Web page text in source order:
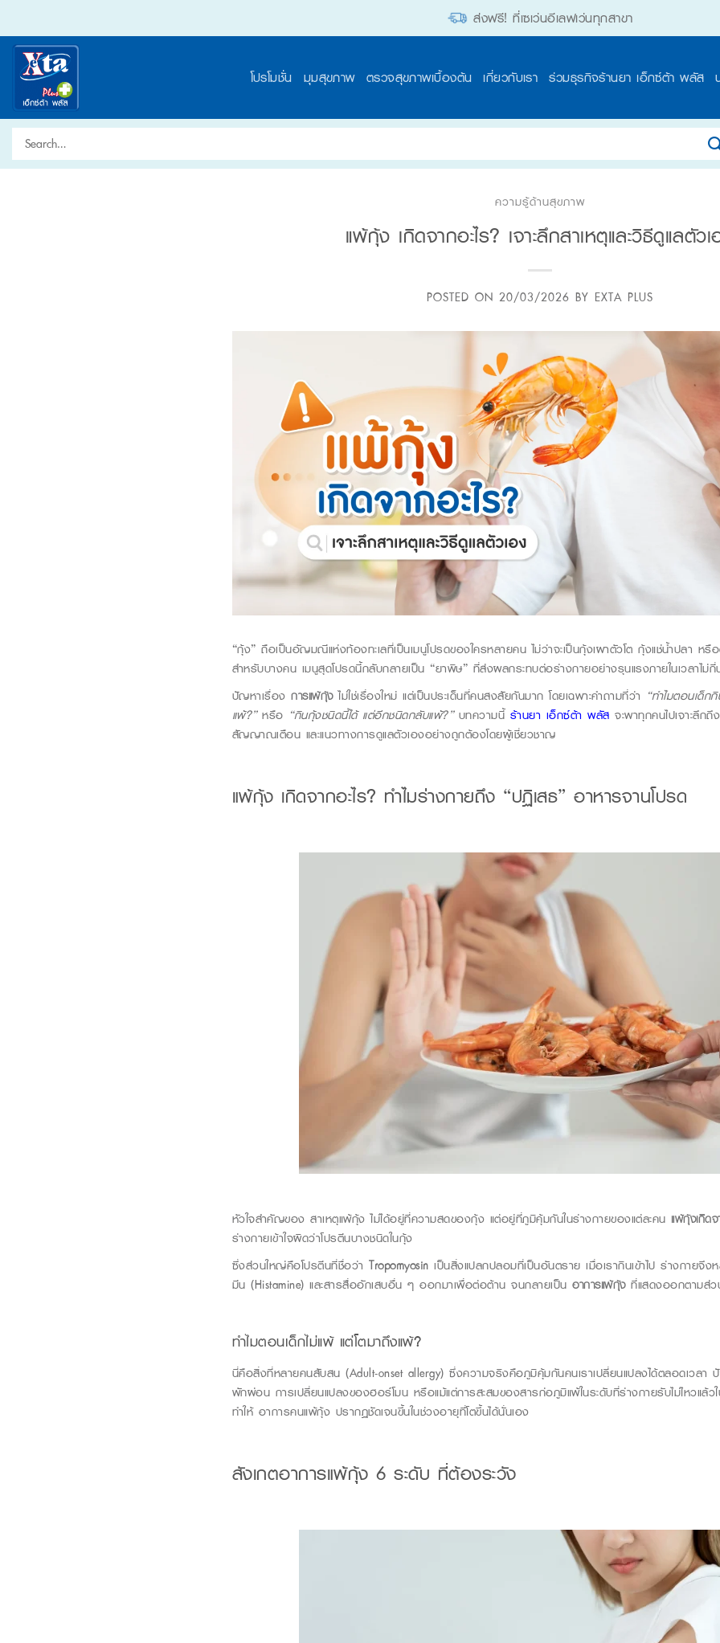
content
ส่งฟรี! ที่เซเว่นอีเลฟเว่นทุกสาขา
โปรโมชั่น มุมสุขภาพ ตรวจสุขภาพเบื้องต้น เกี่ยวกับเรา ร่วมธุรกิจร้านยา เอ็กซ์ต้า พลัส
Search
for:
ความรู้ด้านสุขภาพ
แพ้กุ้ง เกิดจากอะไร? เจาะลึกสาเหตุและวิธีดูแลตัว
POSTED ON 20/03/2026 BY EXTA PLUS
“กุ้ง” ถือเป็นอัญมณีแห่งท้องทะเลที่เป็นเมนูโปรดของใครหลายคน ไม่ว่าจะเป็นกุ้งเผาตัวโต กุ้งแช่น้ำปลา ห
สำหรับบางคน เมนูสุดโปรดนี้กลับกลายเป็น “ยาพิษ” ที่ส่งผลกระทบต่อร่างกายอย่างรุนแรงภายในเวลาไม่กี่
ปัญหาเรื่อง การแพ้กุ้งไม่ใช่เรื่องใหม่ แต่เป็นประเด็นที่คนสงสัยกันมาก โดยเฉพาะคำถามที่ว่า “ทำไมตอนเด็ก
แพ้?”หรือ “กินกุ้งชนิดนี้ได้ แต่อีกชนิดกลับแพ้?”บทความนี้ ร้านยา เอ็กซ์ต้า พลัส จะพาทุกคนไปเจาะลึกถึง
สัญญาณเตือน และแนวทางการดูแลตัวเองอย่างถูกต้องโดยผู้เชี่ยวชาญ
แพ้กุ้ง เกิดจากอะไร? ทำไมร่างกายถึง “ปฏิเสธ” อาหารจานโปรด
หัวใจสำคัญของ สาเหตุแพ้กุ้ง ไม่ได้อยู่ที่ความสดของกุ้ง แต่อยู่ที่ภูมิคุ้มกันในร่างกายของแต่ละคน แพ้กุ้งเกิด
ร่างกายเข้าใจผิดว่าโปรตีนบางชนิดในกุ้ง
ซึ่งส่วนใหญ่คือโปรตีนที่ชื่อว่า Tropomyosin เป็นสิ่งแปลกปลอมที่เป็นอันตราย เมื่อเรากินเข้าไป ร่างกายจึง
มีน (Histamine) และสารสื่ออักเสบอื่น ๆ ออกมาเพื่อต่อต้าน จนกลายเป็น อาการแพ้กุ้งที่แสดงออกตามส่
ทำไมตอนเด็กไม่แพ้ แต่โตมาถึงแพ้?
นี่คือสิ่งที่หลายคนสับสน (Adult-onset allergy) ซึ่งความจริงคือภูมิคุ้มกันคนเราเปลี่ยนแปลงได้ตลอดเวลา
พักผ่อน การเปลี่ยนแปลงของฮอร์โมน หรือแม้แต่การสะสมของสารก่อภูมิแพ้ในระดับที่ร่างกายรับไม่ไหวแล้
ทำให้ อาการคนแพ้กุ้ง ปรากฏชัดเจนขึ้นในช่วงอายุที่โตขึ้นได้นั่นเอง
สังเกตอาการแพ้กุ้ง 6 ระดับ ที่ต้องระวัง